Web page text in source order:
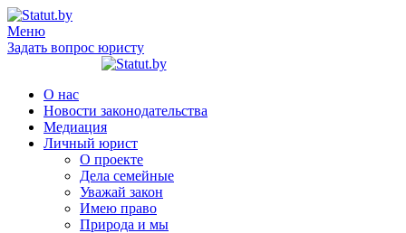
Меню
Задать вопрос юристу
О нас
Новости законодательства
Медиация
Личный юрист
О проекте
Дела семейные
Уважай закон
Имею право
Природа и мы